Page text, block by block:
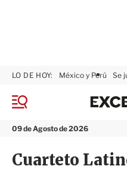
M
n
09 de Agosto de 2026
LO DE HOY: México y Perú Se
Cuarteto